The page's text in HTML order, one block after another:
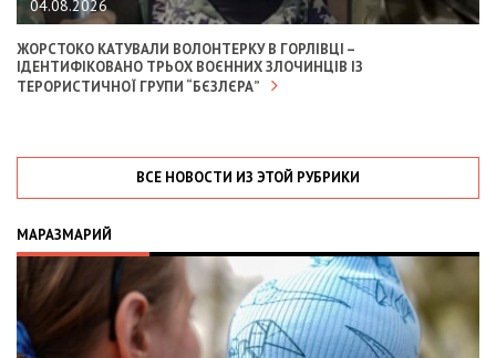
04.08.2026
ЖОРСТОКО КАТУВАЛИ ВОЛОНТЕРКУ В ГОРЛІВЦІ –
ІДЕНТИФІКОВАНО ТРЬОХ ВОЄННИХ ЗЛОЧИНЦІВ ІЗ
ТЕРОРИСТИЧНОЇ ГРУПИ “БЄЗЛЄРА”
ВСЕ НОВОСТИ ИЗ ЭТОЙ РУБРИКИ
МАРАЗМАРИЙ